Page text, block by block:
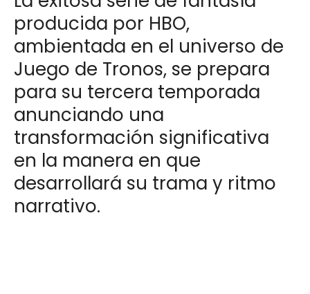
producida por HBO,
ambientada en el universo de
Juego de Tronos, se prepara
para su tercera temporada
anunciando una
transformación significativa
en la manera en que
desarrollará su trama y ritmo
narrativo.